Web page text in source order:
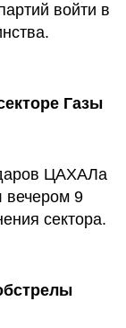
войти в
Газы
ЦАХАЛа
вечером 9
сектора.